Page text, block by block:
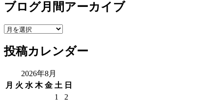
グ
カ
テ
ゴ
リ
ー
ブログ月間アーカイブ
ブ
グ
月
ア
ー
投稿カレンダー
2026年8月
月 火 水 木 金 土 日
1
2